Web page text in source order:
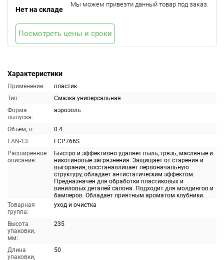
Характеристики
Применение:
пластик
Тип:
Смазка универсальная
Форма
выпуска:
аэрозоль
Объём, л:
0.4
EAN-13:
FCP766S
Расширенное
описание:
Быстро и эффективно удаляет пыль, грязь, масляные и
никотиновые загрязнения. Защищает от старения и
выгорания, восстанавливает первоначальную
структуру, обладает антистатическим эффектом.
Предназначен для обработки пластиковых и
виниловых деталей салона. Подходит для молдингов и
бамперов. Обладает приятным ароматом клубники.
Товарная
группа:
уход и очистка
Высота
упаковки,
мм:
235
Длина
упаковки,
50
Нет на складе
Мы можем привезти данный товар под заказ.
Посмотреть цены и сроки